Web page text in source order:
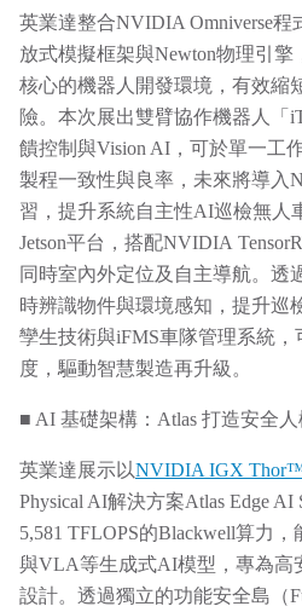
英業達整合NVIDIA Omniverse程
放式模擬框架與Newton物理引擎
核心的機器人開發環境，有效縮
險。本次展出雙臂協作機器人「
饋控制與Vision AI，可於單一工
製程一致性與良率，未來將導入
習，提升系統自主性AI巡檢無人
Jetson平台，搭配NVIDIA
同時室內外定位及自主導航。透
時辨識物件與環境感知，提升巡
孿生技術與iFMS車隊管理系統
度，驅動智慧製造再升級。
■ AI 基礎架構：Atlas 打造安全
英業達展示以NVIDIA IGX
Physical AI解決方案Atlas Edge
5,581 TFLOPS的Blackwell算力
與VLA等生成式AI模型，專為高
設計。透過獨立的功能安全島（